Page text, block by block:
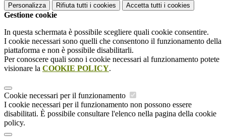
Personalizza Rifiuta tutti i cookies Accetta tutti i cookies
Gestione cookie
In questa schermata è possibile scegliere quali cookie consentire.
I cookie necessari sono quelli che consentono il funzionamento della
piattaforma e non è possibile disabilitarli.
Per conoscere quali sono i cookie necessari al funzionamento potete
visionare la COOKIE POLICY.
Cookie necessari per il funzionamento
I cookie necessari per il funzionamento non possono essere
disabilitati. È possibile consultare l'elenco nella pagina della cookie
policy.